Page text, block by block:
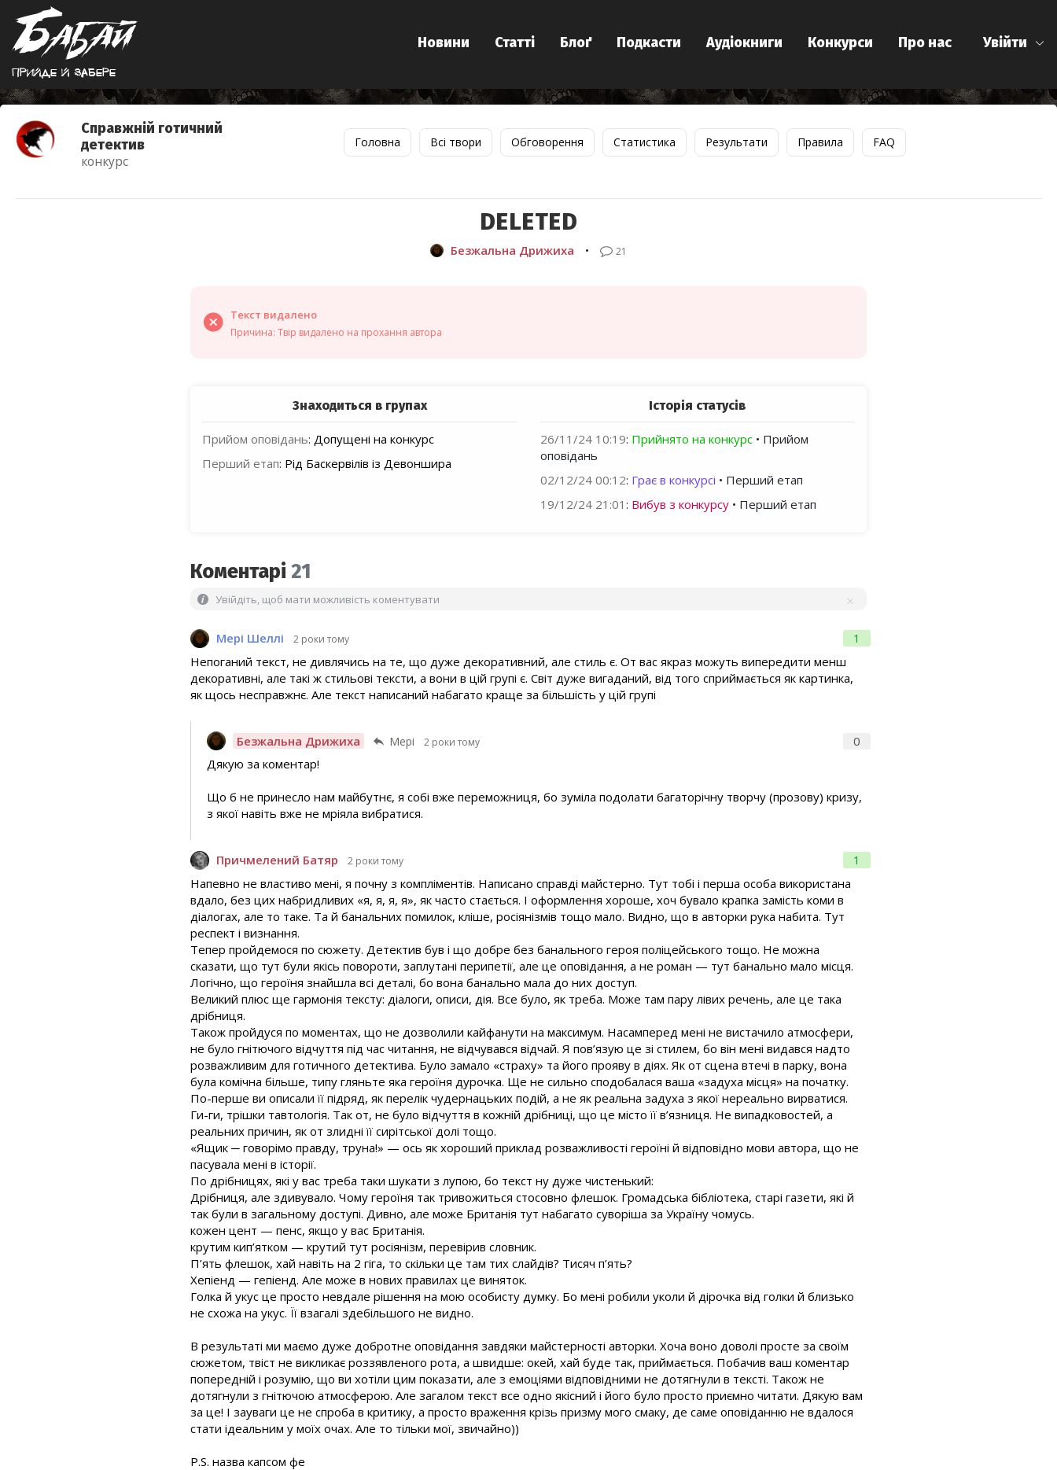
Прийде й забере
Увійти
Новини Статті Блоґ Подкасти Аудіокниги Конкурси Про нас
Справжній готичний
детектив
конкурс
Головна Всі твори Обговорення Статистика Результати Правила FAQ
DELETED
Безжальна Дрижиха • 21
Текст видалено
Причина: Твір видалено на прохання автора
Знаходиться в групах
Прийом оповідань:Допущені на конкурс
Перший етап: Рід Баскервілів із Девоншира
Історія статусів
26/11/24 10:19: Прийнято на конкурс• Прийом
оповідань
02/12/24 00:12: Грає в конкурсі • Перший етап
19/12/24 21:01 : Вибув з конкурсу• Перший етап
Коментарі21
Увійдіть, щоб мати можливість коментувати
Мері Шеллі 2 роки тому
1
Непоганий текст, не дивлячись на те, що дуже декоративний, але стиль є. От вас якраз можуть випередити менш
декоративні, але такі ж стильові тексти, а вони в цій групі є. Світ дуже вигаданий, від того сприймається як картинка,
як щось несправжнє. Але текст написаний набагато краще за більшість у цій групі
Безжальна Дрижиха Мері 2 роки тому
0
Дякую за коментар!
Що б не принесло нам майбутнє, я собі вже переможниця, бо зуміла подолати багаторічну творчу (прозову) кризу,
з якої навіть вже не мріяла вибратися.
Причмелений Батяр 2 роки тому
1
Напевно не властиво мені, я почну з компліментів. Написано справді майстерно. Тут тобі і перша особа використана
вдало, без цих набридливих «я, я, я, я», як часто стається. І оформлення хороше, хоч бувало крапка замість коми в
діалогах, але то таке. Та й банальних помилок, кліше, росіянізмів тощо мало. Видно, що в авторки рука набита. Тут
респект і визнання.
Тепер пройдемося по сюжету. Детектив був і що добре без банального героя поліцейського тощо. Не можна
сказати, що тут були якісь повороти, заплутані перипетії, але це оповідання, а не роман — тут банально мало місця.
Логічно, що героїня знайшла всі деталі, бо вона банально мала до них доступ.
Великий плюс ще гармонія тексту: діалоги, описи, дія. Все було, як треба. Може там пару лівих речень, але це така
дрібниця.
Також пройдуся по моментах, що не дозволили кайфанути на максимум. Насамперед мені не вистачило атмосфери,
не було гнітючого відчуття під час читання, не відчувався відчай. Я пов’язую це зі стилем, бо він мені видався надто
розважливим для готичного детектива. Було замало «страху» та його прояву в діях. Як от сцена втечі в парку, вона
була комічна більше, типу гляньте яка героїня дурочка. Ще не сильно сподобалася ваша «задуха місця» на початку.
По-перше ви описали її підряд, як перелік чудернацьких подій, а не як реальна задуха з якої нереально вирватися.
Ги-ги, трішки тавтологія. Так от, не було відчуття в кожній дрібниці, що це місто її в’язниця. Не випадковостей, а
реальних причин, як от злидні її сирітської долі тощо.
«Ящик ─ говорімо правду, труна!» — ось як хороший приклад розважливості героїні й відповідно мови автора, що не
пасувала мені в історії.
По дрібницях, які у вас треба таки шукати з лупою, бо текст ну дуже чистенький:
Дрібниця, але здивувало. Чому героїня так тривожиться стосовно флешок. Громадська бібліотека, старі газети, які й
так були в загальному доступі. Дивно, але може Британія тут набагато суворіша за Україну чомусь.
кожен цент — пенс, якщо у вас Британія.
крутим кип’ятком — крутий тут росіянізм, перевірив словник.
П’ять флешок, хай навіть на 2 гіга, то скільки це там тих слайдів? Тисяч п’ять?
Хепіенд — гепіенд. Але може в нових правилах це виняток.
Голка й укус це просто невдале рішення на мою особисту думку. Бо мені робили уколи й дірочка від голки й близько
не схожа на укус. Її взагалі здебільшого не видно.
В результаті ми маємо дуже добротне оповідання завдяки майстерності авторки. Хоча воно доволі просте за своїм
сюжетом, твіст не викликає роззявленого рота, а швидше: окей, хай буде так, приймається. Побачив ваш коментар
попередній і розумію, що ви хотіли цим показати, але з емоціями відповідними не дотягнули в тексті. Також не
дотягнули з гнітючою атмосферою. Але загалом текст все одно якісний і його було просто приємно читати. Дякую вам
за це! І зауваги це не спроба в критику, а просто враження крізь призму мого смаку, де саме оповіданню не вдалося
стати ідеальним у моїх очах. Але то тільки мої, звичайно))
P.S. назва капсом фе